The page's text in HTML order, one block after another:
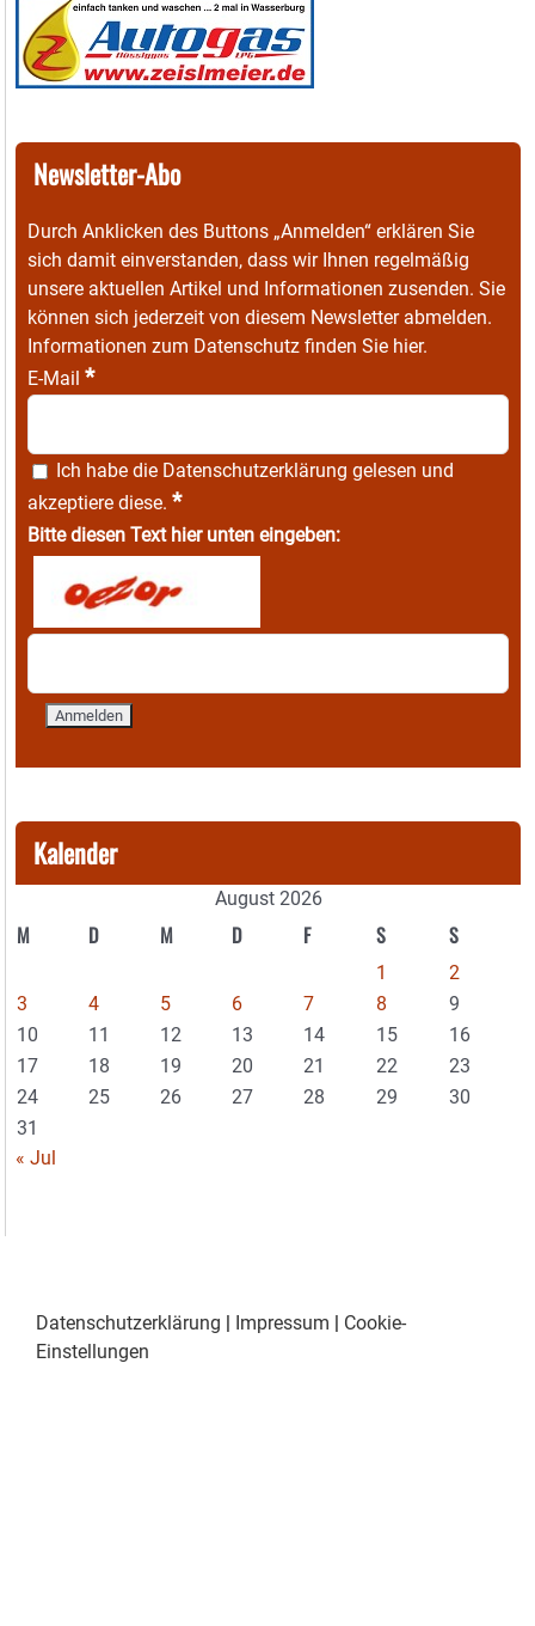
Newsletter-Abo
Durch Anklicken des Buttons „Anmelden“ erklären Sie
sich damit einverstanden, dass wir Ihnen regelmäßig
unsere aktuellen Artikel und Informationen zusenden. Sie
können sich jederzeit von diesem Newsletter abmelden.
Informationen zum Datenschutz finden Sie hier.
E-Mail *
Ich habe die Datenschutzerklärung gelesen und
akzeptiere diese. *
Bitte diesen Text hier unten eingeben:
Kalender
August 2026
M D M D F S S
1
2
3
4 5 6 7 8
9
10
11 12 13 14 15
16
17
18 19 20 21 22
23
24
25 26 27 28 29
30
31
« Jul
Datenschutzerklärung Impressum
Cookie-
Einstellungen